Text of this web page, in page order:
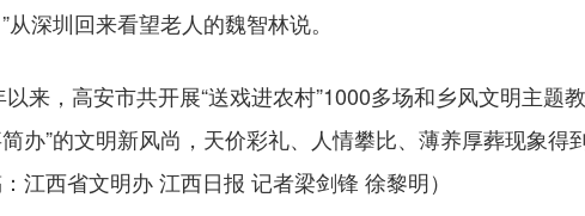
从深圳回来看望老人的魏智林说。
，高安市共开展“送戏进农村”1000多场和乡风文明主题
办”的文明新风尚，天价彩礼、人情攀比、薄养厚葬现象
江西省文明办 江西日报 记者梁剑锋 徐黎明）